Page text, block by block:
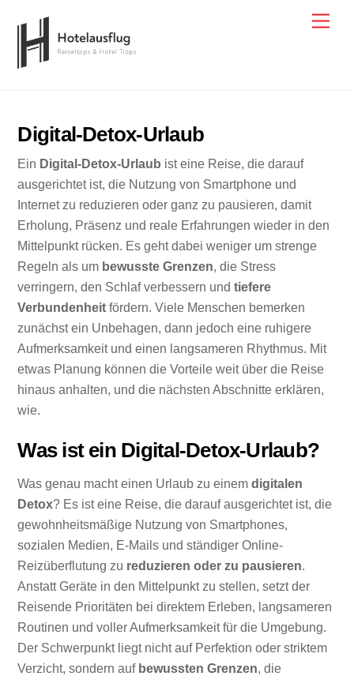
content
Digital-Detox-Urlaub
Ein Digital-Detox-Urlaub ist eine Reise, die darauf
ausgerichtet ist, die Nutzung von Smartphone und
Internet zu reduzieren oder ganz zu pausieren, damit
Erholung, Präsenz und reale Erfahrungen wieder in den
Mittelpunkt rücken. Es geht dabei weniger um strenge
Regeln als um bewusste Grenzen, die Stress
verringern, den Schlaf verbessern undtiefere
Verbundenheit fördern. Viele Menschen bemerken
zunächst ein Unbehagen, dann jedoch eine ruhigere
Aufmerksamkeit und einen langsameren Rhythmus. Mit
etwas Planung können die Vorteile weit über die Reise
hinaus anhalten, und die nächsten Abschnitte erklären,
wie.
Was ist ein Digital-Detox-Urlaub?
Was genau macht einen Urlaub zu einemdigitalen
Detox? Es ist eine Reise, die darauf ausgerichtet ist, die
gewohnheitsmäßige Nutzung von Smartphones,
sozialen Medien, E-Mails und ständiger Online-
Reizüberflutung zu reduzieren oder zu pausieren.
Anstatt Geräte in den Mittelpunkt zu stellen, setzt der
Reisende Prioritäten bei direktem Erleben, langsameren
Routinen und voller Aufmerksamkeit für die Umgebung.
Der Schwerpunkt liegt nicht auf Perfektion oder striktem
Verzicht, sondern auf bewussten Grenzen, die